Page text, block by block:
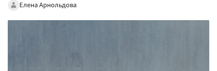
Елена Арнольдова